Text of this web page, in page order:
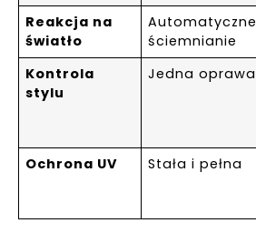
Reakcja na
światło
Automatyczne
ściemnianie
Kontrola
stylu
Jedna oprawa
Ochrona UV
Stała i pełna